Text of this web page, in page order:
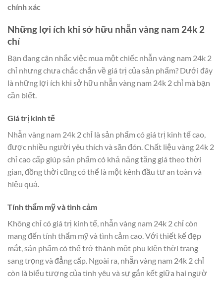
chính xác
Những lợi ích khi sở hữu nhẫn vàng nam 24k 2
chỉ
Bạn đang cân nhắc việc mua một chiếc nhẫn vàng nam 24k 2
chỉ nhưng chưa chắc chắn về giá trị của sản phẩm? Dưới đây
là những lợi ích khi sở hữu nhẫn vàng nam 24k 2 chỉ mà bạn
cần biết.
Giá trị kinh tế
Nhẫn vàng nam 24k 2 chỉ là sản phẩm có giá trị kinh tế cao,
được nhiều người yêu thích và săn đón. Chất liệu vàng 24k 2
chỉ cao cấp giúp sản phẩm có khả năng tăng giá theo thời
gian, đồng thời cũng có thể là một kênh đầu tư an toàn và
hiệu quả.
Tính thẩm mỹ và tình cảm
Không chỉ có giá trị kinh tế, nhẫn vàng nam 24k 2 chỉ còn
mang đến tính thẩm mỹ và tình cảm cao. Với thiết kế đẹp
mắt, sản phẩm có thể trở thành một phụ kiện thời trang
sang trọng và đẳng cấp. Ngoài ra, nhẫn vàng nam 24k 2 chỉ
còn là biểu tượng của tình yêu và sự gắn kết giữa hai ngườ